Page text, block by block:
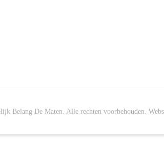
Belang De Maten. Alle rechten voorbehouden.